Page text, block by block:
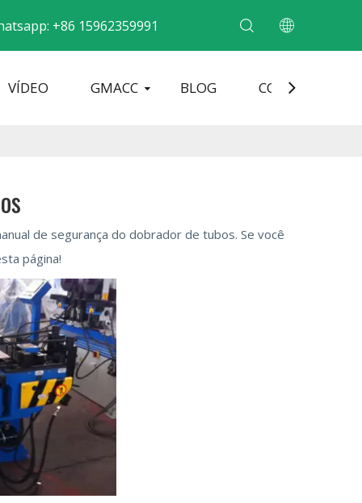
+86 15962359991
VÍDEO GMACC BLOG CONTATO
de segurança do dobrador de tubos. Se você
página!